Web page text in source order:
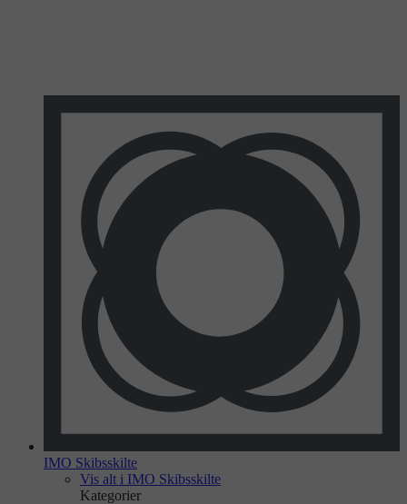
IMO Skibsskilte
Vis alt i IMO Skibsskilte
Kategorier